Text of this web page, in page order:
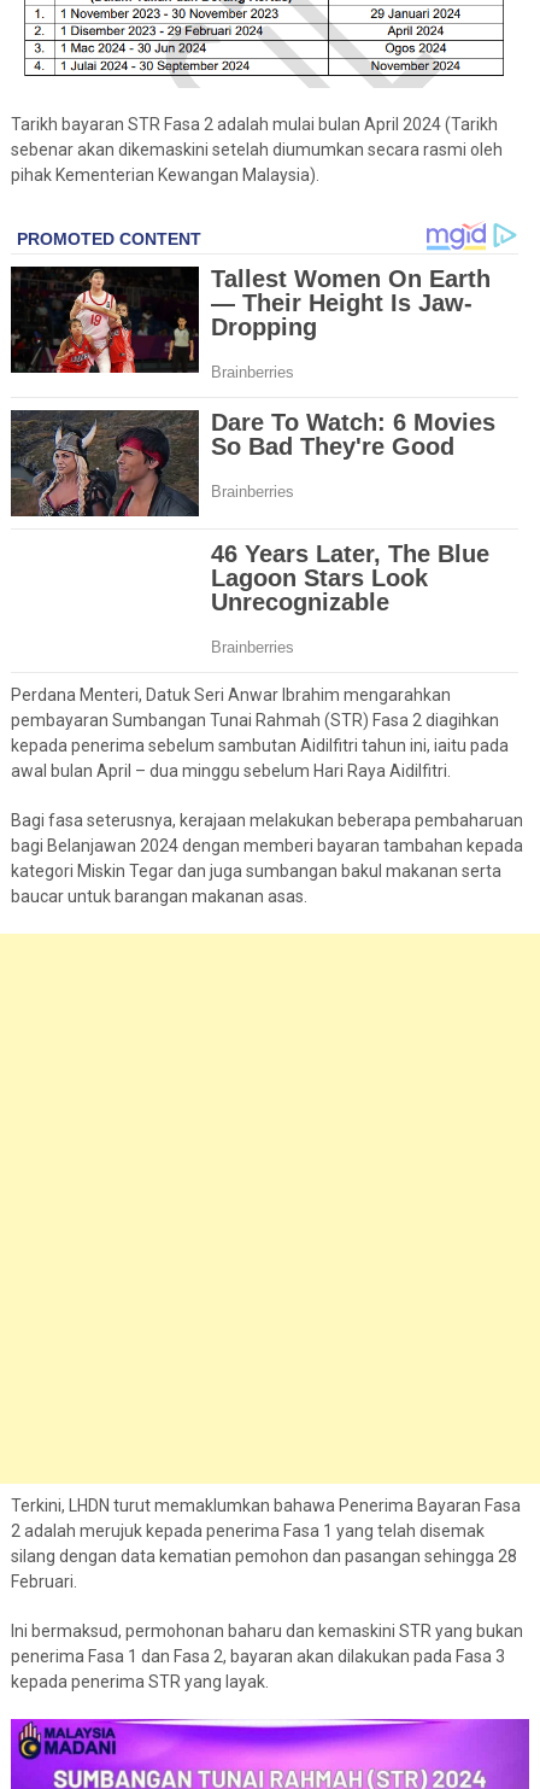
Tarikh bayaran STR Fasa 2 adalah mulai bulan April 2024 (Tarikh
sebenar akan dikemaskini setelah diumumkan secara rasmi oleh
pihak Kementerian Kewangan Malaysia).
Perdana Menteri, Datuk Seri Anwar Ibrahim mengarahkan
pembayaran Sumbangan Tunai Rahmah (STR) Fasa 2 diagihkan
kepada penerima sebelum sambutan Aidilfitri tahun ini, iaitu pada
awal bulan April – dua minggu sebelum Hari Raya Aidilfitri.
Bagi fasa seterusnya, kerajaan melakukan beberapa pembaharuan
bagi Belanjawan 2024 dengan memberi bayaran tambahan kepada
kategori Miskin Tegar dan juga sumbangan bakul makanan serta
baucar untuk barangan makanan asas.
Terkini, LHDN turut memaklumkan bahawa Penerima Bayaran Fasa
2 adalah merujuk kepada penerima Fasa 1 yang telah disemak
silang dengan data kematian pemohon dan pasangan sehingga 28
Februari.
Ini bermaksud, permohonan baharu dan kemaskini STR yang bukan
penerima Fasa 1 dan Fasa 2, bayaran akan dilakukan pada Fasa 3
kepada penerima STR yang layak.